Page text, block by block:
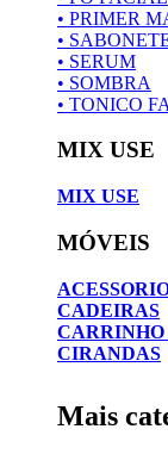
• PRIMER
•
• SERUM
• SOMBRA
• TONICO
MIX USE
MIX USE
MÓVEIS
CADEIRAS
CIRANDAS
Mais